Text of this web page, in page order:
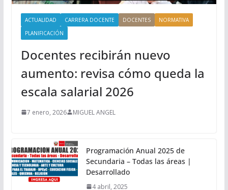
ACTUALIDAD CARRERA DOCENTE DOCENTES
NORMATIVA
PLANIFICACIÓN
Docentes recibirán nuevo
aumento: revisa cómo queda la
escala salarial 2026
7 enero, 2026 MIGUEL ANGEL
Programación Anual 2025 de
Secundaria – Todas las áreas |
Desarrollado
4 abril, 2025